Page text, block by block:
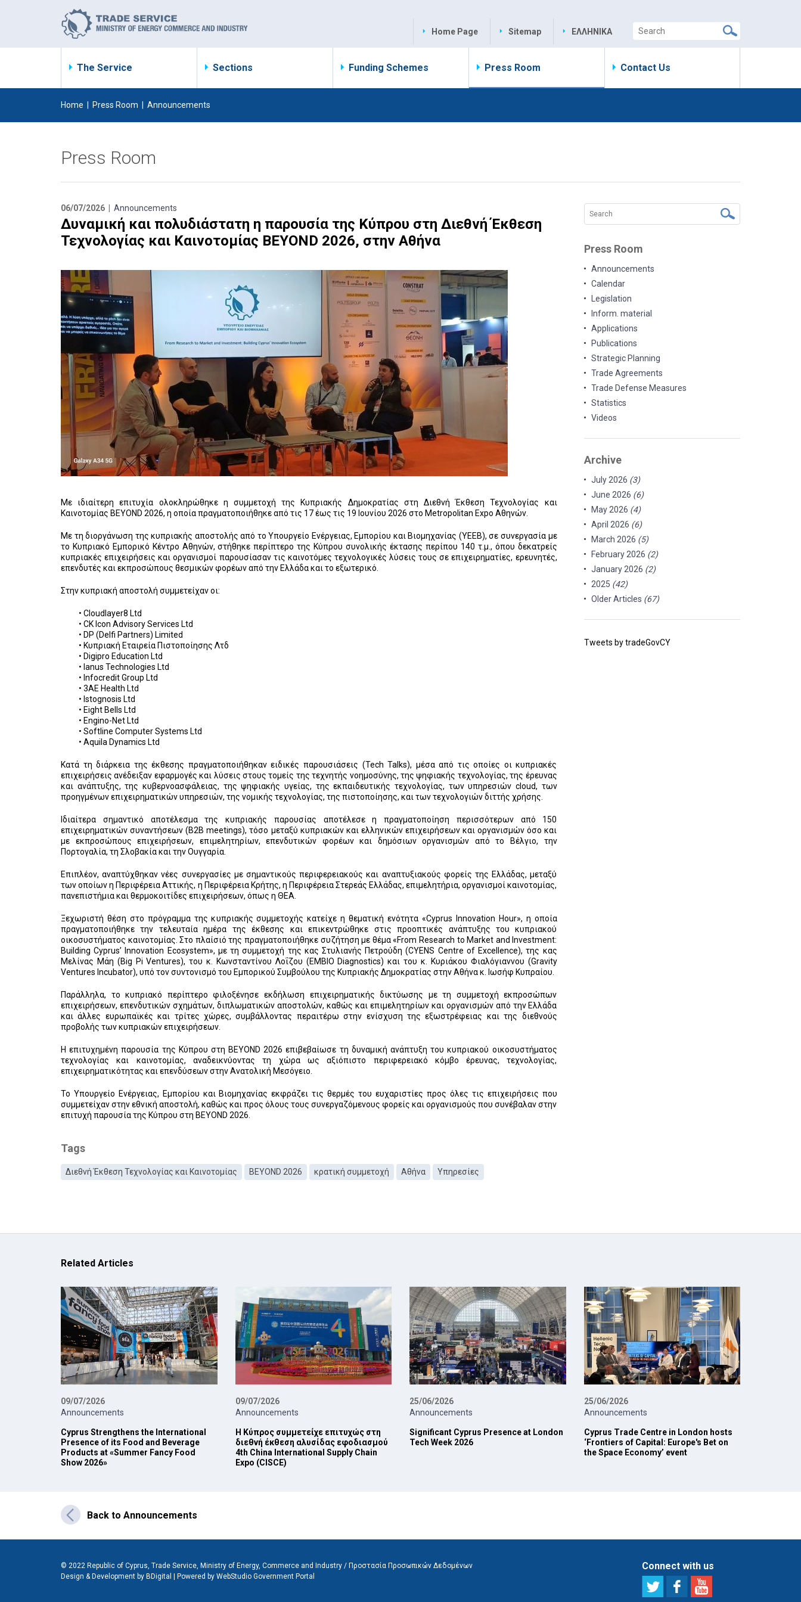
Home Page Sitemap ΕΛΛΗΝΙΚΑ
The Service Sections Funding Schemes Press Room Contact Us
Home Press Room Announcements
Press Room
06/07/2026 | Announcements
Δυναμική και πολυδιάστατη η παρουσία της Κύπρου στη Διεθνή Έκθεση
Τεχνολογίας και Καινοτομίας BEYOND 2026, στην Αθήνα
Με ιδιαίτερη επιτυχία ολοκληρώθηκε η συμμετοχή της Κυπριακής Δημοκρατίας στη Διεθνή Έκθεση Τεχνολογίας και
Καινοτομίας BEYOND 2026, η οποία πραγματοποιήθηκε από τις 17 έως τις 19 Ιουνίου 2026 στο Metropolitan Expo Αθηνών.
Με τη διοργάνωση της κυπριακής αποστολής από το Υπουργείο Ενέργειας, Εμπορίου και Βιομηχανίας (ΥΕΕΒ), σε συνεργασία με
το Κυπριακό Εμπορικό Κέντρο Αθηνών, στήθηκε περίπτερο της Κύπρου συνολικής έκτασης περίπου 140 τ.μ., όπου δεκατρείς
κυπριακές επιχειρήσεις και οργανισμοί παρουσίασαν τις καινοτόμες τεχνολογικές λύσεις τους σε επιχειρηματίες, ερευνητές,
επενδυτές και εκπροσώπους θεσμικών φορέων από την Ελλάδα και το εξωτερικό.
Στην κυπριακή αποστολή συμμετείχαν οι:
• Cloudlayer8 Ltd
• CK Icon Advisory Services Ltd
• DP (Delfi Partners) Limited
• Κυπριακή Εταιρεία Πιστοποίησης Λτδ
• Digipro Education Ltd
• Ianus Technologies Ltd
• Infocredit Group Ltd
• 3AE Health Ltd
• Istognosis Ltd
• Eight Bells Ltd
• Engino-Net Ltd
• Softline Computer Systems Ltd
• Aquila Dynamics Ltd
Κατά τη διάρκεια της έκθεσης πραγματοποιήθηκαν ειδικές παρουσιάσεις (Tech Talks), μέσα από τις οποίες οι κυπριακές
επιχειρήσεις ανέδειξαν εφαρμογές και λύσεις στους τομείς της τεχνητής νοημοσύνης, της ψηφιακής τεχνολογίας, της έρευνας
και ανάπτυξης, της κυβερνοασφάλειας, της ψηφιακής υγείας, της εκπαιδευτικής τεχνολογίας, των υπηρεσιών cloud, των
προηγμένων επιχειρηματικών υπηρεσιών, της νομικής τεχνολογίας, της πιστοποίησης, και των τεχνολογιών διττής χρήσης.
Ιδιαίτερα σημαντικό αποτέλεσμα της κυπριακής παρουσίας αποτέλεσε η πραγματοποίηση περισσότερων από 150
επιχειρηματικών συναντήσεων (B2B meetings), τόσο μεταξύ κυπριακών και ελληνικών επιχειρήσεων και οργανισμών όσο και
με εκπροσώπους επιχειρήσεων, επιμελητηρίων, επενδυτικών φορέων και δημόσιων οργανισμών από το Βέλγιο, την
Πορτογαλία, τη Σλοβακία και την Ουγγαρία.
Επιπλέον, αναπτύχθηκαν νέες συνεργασίες με σημαντικούς περιφερειακούς και αναπτυξιακούς φορείς της Ελλάδας, μεταξύ
των οποίων η Περιφέρεια Αττικής, η Περιφέρεια Κρήτης, η Περιφέρεια Στερεάς Ελλάδας, επιμελητήρια, οργανισμοί καινοτομίας,
πανεπιστήμια και θερμοκοιτίδες επιχειρήσεων, όπως η ΘΕΑ.
Ξεχωριστή θέση στο πρόγραμμα της κυπριακής συμμετοχής κατείχε η θεματική ενότητα «Cyprus Innovation Hour», η οποία
πραγματοποιήθηκε την τελευταία ημέρα της έκθεσης και επικεντρώθηκε στις προοπτικές ανάπτυξης του κυπριακού
οικοσυστήματος καινοτομίας. Στο πλαίσιό της πραγματοποιήθηκε συζήτηση με θέμα «From Research to Market and Investment:
Building Cyprus’ Innovation Ecosystem», με τη συμμετοχή της κας Στυλιανής Πετρούδη (CYENS Centre of Excellence), της κας
Μελίνας Μάη (Big Pi Ventures), του κ. Κωνσταντίνου Λοΐζου (EMBIO Diagnostics) και του κ. Κυριάκου Φιαλόγιαννου (Gravity
Ventures Incubator), υπό τον συντονισμό του Εμπορικού Συμβούλου της Κυπριακής Δημοκρατίας στην Αθήνα κ. Ιωσήφ Κυπραίου.
Παράλληλα, το κυπριακό περίπτερο φιλοξένησε εκδήλωση επιχειρηματικής δικτύωσης με τη συμμετοχή εκπροσώπων
επιχειρήσεων, επενδυτικών σχημάτων, διπλωματικών αποστολών, καθώς και επιμελητηρίων και οργανισμών από την Ελλάδα
και άλλες ευρωπαϊκές και τρίτες χώρες, συμβάλλοντας περαιτέρω στην ενίσχυση της εξωστρέφειας και της διεθνούς
προβολής των κυπριακών επιχειρήσεων.
Η επιτυχημένη παρουσία της Κύπρου στη BEYOND 2026 επιβεβαίωσε τη δυναμική ανάπτυξη του κυπριακού οικοσυστήματος
τεχνολογίας και καινοτομίας, αναδεικνύοντας τη χώρα ως αξιόπιστο περιφερειακό κόμβο έρευνας, τεχνολογίας,
επιχειρηματικότητας και επενδύσεων στην Ανατολική Μεσόγειο.
Το Υπουργείο Ενέργειας, Εμπορίου και Βιομηχανίας εκφράζει τις θερμές του ευχαριστίες προς όλες τις επιχειρήσεις που
συμμετείχαν στην εθνική αποστολή, καθώς και προς όλους τους συνεργαζόμενους φορείς και οργανισμούς που συνέβαλαν στην
επιτυχή παρουσία της Κύπρου στη BEYOND 2026.
Tags
Διεθνή Έκθεση Τεχνολογίας και Καινοτομίας BEYOND 2026 κρατική συμμετοχή Αθήνα Υπηρεσίες
Press Room
Announcements
Calendar
Legislation
Inform. material
Applications
Publications
Strategic Planning
Trade Agreements
Trade Defense Measures
Statistics
Videos
Archive
July 2026 (3)
June 2026 (6)
May 2026 (4)
April 2026 (6)
March 2026 (5)
February 2026 (2)
January 2026 (2)
2025 (42)
Older Articles (67)
Tweets by tradeGovCY
Related Articles
09/07/2026
Announcements
Cyprus Strengthens the International
Presence of its Food and Beverage
Products at «Summer Fancy Food
Show 2026»
09/07/2026
Announcements
Η Κύπρος συμμετείχε επιτυχώς στη
διεθνή έκθεση αλυσίδας εφοδιασμού
4th China International Supply Chain
Expo (CISCE)
25/06/2026
Announcements
Significant Cyprus Presence at London
Tech Week 2026
25/06/2026
Announcements
Cyprus Trade Centre in London hosts
‘Frontiers of Capital: Europe's Bet on
the Space Economy’ event
Back to Announcements
© 2022 Republic of Cyprus, Trade Service, Ministry of Energy, Commerce and Industry / Προστασία Προσωπικών Δεδομένων
Design & Development by BDigital
Powered by WebStudio Government Portal
Connect with us